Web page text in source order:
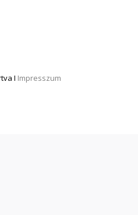
I Impresszum